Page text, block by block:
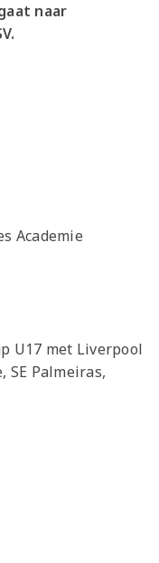
naar
Academie
U17 met Liverpool
SE Palmeiras,